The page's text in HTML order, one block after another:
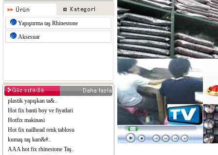
Yapıştırma taş Rhinestone
Aksesuar
plastik yapışkan ta&..
Hot fix banti boy ve fiyatlari
Hotfix makinasi
Hot fix nailhead renk tablosu
kumaş taş karı&#..
AAA hot fix rhinestone Taş..